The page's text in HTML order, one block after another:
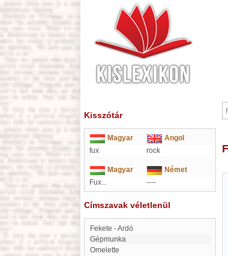
Kisszótár
Magyar
Angol
fux
rock
Magyar
Német
Fux...
----
Címszavak véletlenül
Fekete - Ardó
Gépmunka
Omelette